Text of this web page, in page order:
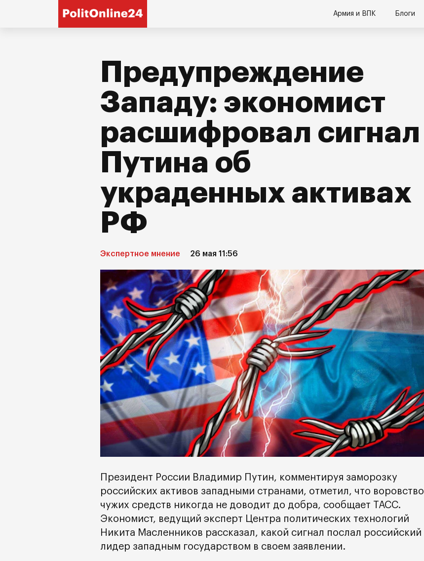
Армия и ВПК Блоги
Предупреждение
Западу: экономист
расшифровал сигнал
Путина об
украденных активах
РФ
Экспертное мнение 26 мая 11:56
Президент России Владимир Путин, комментируя заморозку
российских активов западными странами, отметил, что воровство
чужих средств никогда не доводит до добра, сообщает ТАСС.
Экономист, ведущий эксперт Центра политических технологий
Никита Масленников рассказал, какой сигнал послал российский
лидер западным государством в своем заявлении.